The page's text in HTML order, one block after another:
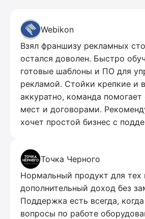
Webikon
Взял франшизу рекламных
остался доволен. Быстро
готовые шаблоны и ПО для
рекламой. Стойки крепкие и
аккуратно, команда
мест и договорами.
хочет простой бизнес с
Точка Черного
Нормальный продукт для тех
дополнительный доход без
Поддержка есть всегда,
вопросы по работе